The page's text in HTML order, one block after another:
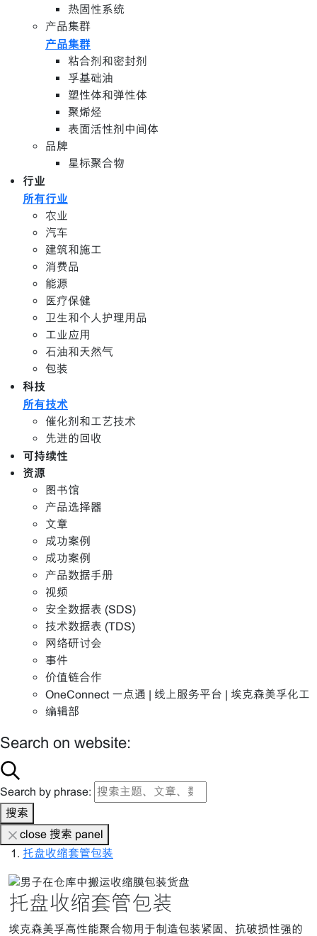
热固性系统
产品集群
产品集群
粘合剂和密封剂
孚基础油
塑性体和弹性体
聚烯烃
表面活性剂中间体
品牌
星标聚合物
行业
所有行业
农业
汽车
建筑和施工
消费品
能源
医疗保健
卫生和个人护理用品
工业应用
石油和天然气
包装
科技
所有技术
催化剂和工艺技术
先进的回收
可持续性
资源
图书馆
产品选择器
文章
成功案例
成功案例
产品数据手册
视频
安全数据表 (SDS)
技术数据表 (TDS)
网络研讨会
事件
价值链合作
OneConnect 一点通 | 线上服务平台 | 埃克森美孚化工
编辑部
Search on website:
Search by phrase:
搜索
close 搜索 panel
托盘收缩套管包装
托盘收缩套管包装
埃克森美孚高性能聚合物用于制造包装紧固、抗破损性强的